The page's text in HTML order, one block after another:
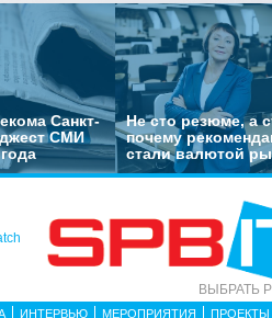
Санкт-
СМИ
Не сто резюме, а
почему
стали валютой
ВЫБРАТЬ
ИНТЕРВЬЮ МЕРОПРИЯТИЯ ПРОЕКТЫ